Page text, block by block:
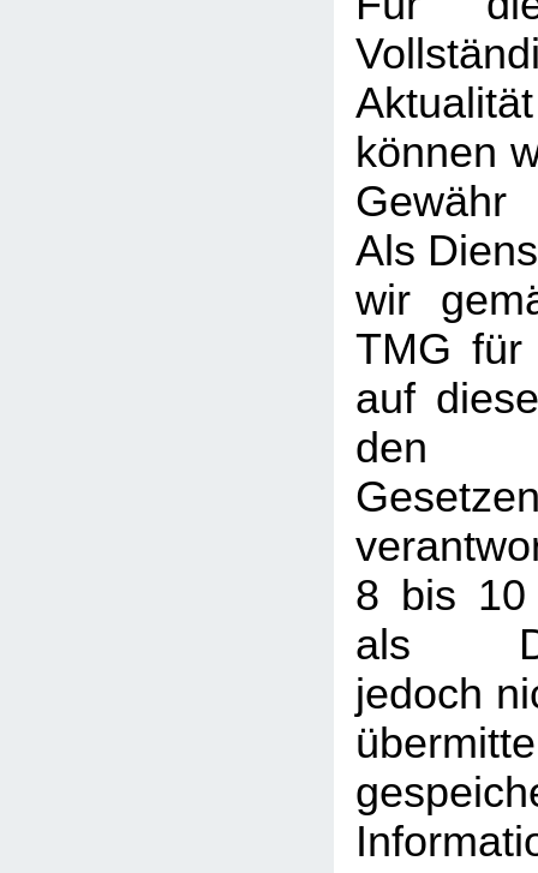
können
Gewähr
Als
wir
TMG für
auf
den
8 bis 10
als
jedoch